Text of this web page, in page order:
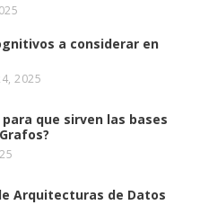
a considerar en
2025
para que sirven las bases
Arquitecturas de Datos